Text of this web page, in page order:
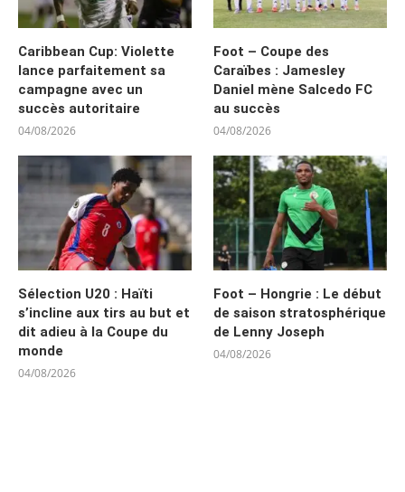
Caribbean Cup: Violette
lance parfaitement sa
campagne avec un
succès autoritaire
04/08/2026
Foot – Coupe des
Caraïbes : Jamesley
Daniel mène Salcedo FC
au succès
04/08/2026
Sélection U20 : Haïti
s’incline aux tirs au but et
dit adieu à la Coupe du
monde
04/08/2026
Foot – Hongrie : Le début
de saison stratosphérique
de Lenny Joseph
04/08/2026